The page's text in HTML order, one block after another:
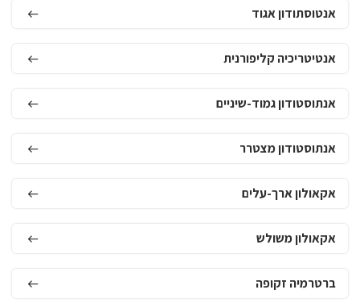
אנטוסתודון אגוד
אנטיטריכיה קליפורנית
אנתוסטודון גמוד-שיניים
אנתוסטודון מצטרר
אקאולון ארך-עלים
אקאולון משולש
ברטרמיה זקופה